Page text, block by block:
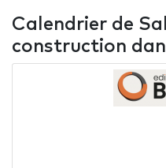
Calendrier de
construction